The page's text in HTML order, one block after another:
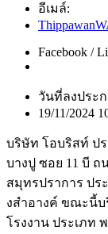
อีเมล์:
Facebook /
วันที่ลงประ
19/11/2024
บริษัท โอบริสท์ ป
บางปู ซอย 11 บี
สมุทรปราการ ปร
งสำอางค์ ขณะนี้บ
โรงงาน ประเภท